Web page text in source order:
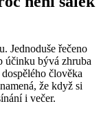
Jednoduše řečeno
účinku bývá zhruba
člověka
že když si
i večer.